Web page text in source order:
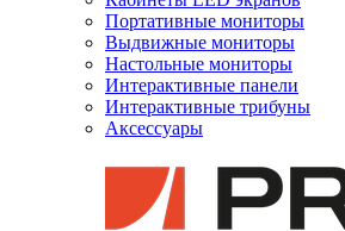
Портативные мониторы
Выдвижные мониторы
Настольные мониторы
Интерактивные панели
Интерактивные трибуны
Аксессуары